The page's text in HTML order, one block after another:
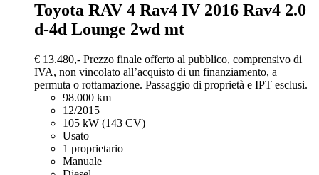
Toyota RAV 4 Rav4 IV 2016 Rav4 2.0
d-4d Lounge 2wd mt
€ 13.480,- Prezzo finale offerto al pubblico, comprensivo di
IVA, non vincolato all’acquisto di un finanziamento, a
permuta o rottamazione. Passaggio di proprietà e IPT esclusi.
98.000 km
12/2015
105 kW (143 CV)
Usato
1 proprietario
Manuale